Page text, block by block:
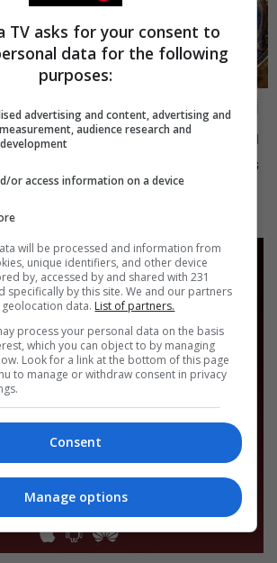
أسرار الفلك
اسرار الفلك مع جاكلين عقيقي | من ٨
الى ١٤ آب ٢٠٢٦ | 2026
13:00 | 2026-08-06
سوق
06
TV asks for your consent to
data for the following
purposes:
advertising and content, advertising and
audience research and
or access information on a device
will be processed and information from
unique identifiers, and other device
by, accessed by and shared with 231
specifically by this site. We and our partners
data. List of partners.
process your personal data on the basis
which you can object to by managing
Look for a link at the bottom of this page
to manage or withdraw consent in privacy
Consent
Manage options